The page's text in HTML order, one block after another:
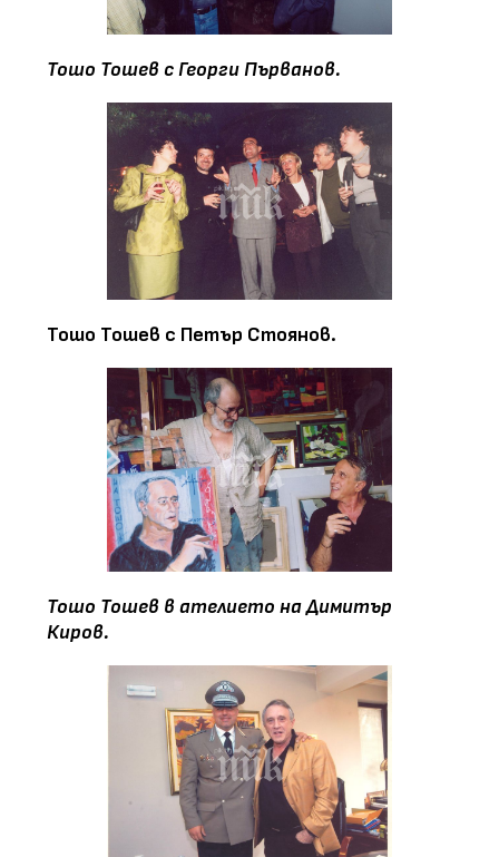
Тошо Тошев с Георги Първанов.
Тошо Тошев с Петър Стоянов.
Тошо Тошев в ателието на Димитър
Киров.